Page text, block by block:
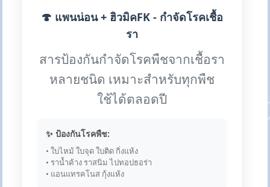
🍄 แพนน่อน + ฮิวมิคFK - กำจัดโรคเชื้อ
รา
สารป้องกันกำจัดโรคพืชจากเชื้อรา
หลายชนิด เหมาะสำหรับทุกพืช
ใช้ได้ตลอดปี
✨ ป้องกันโรคพืช:
• ใบไหม้ ใบจุด ใบติด กิ่งแห้ง
• ราน้ำค้าง ราสนิม ไปทอปธอร่า
• แอนแทรคโนส กุ้งแห้ง